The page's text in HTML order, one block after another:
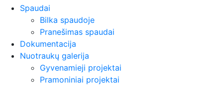
Spaudai
Bilka spaudoje
Pranešimas spaudai
Dokumentacija
Nuotraukų galerija
Gyvenamieji projektai
Pramoniniai projektai